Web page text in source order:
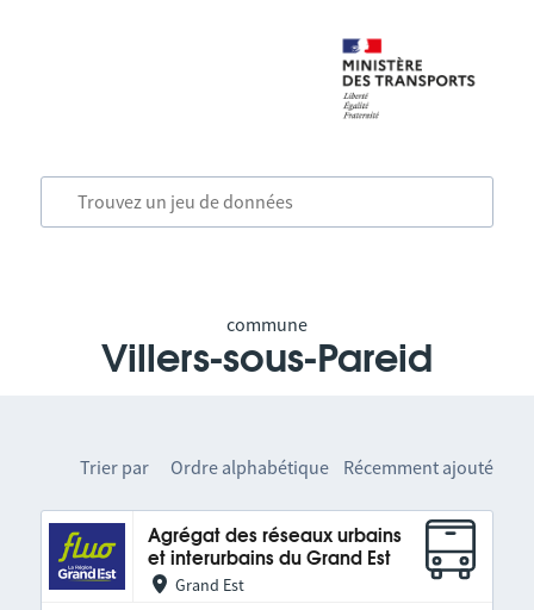
commune
Villers-sous-Pareid
Trier par Ordre alphabétique Récemment ajouté
Agrégat des réseaux urbains
et interurbains du Grand Est
Grand Est